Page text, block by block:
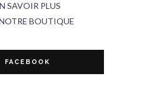
SAVOIR PLUS
BOUTIQUE
FACEBOOK